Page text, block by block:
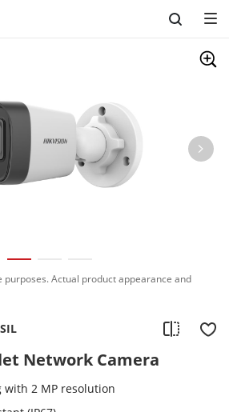
Actual product appearance and
Network Camera
2 MP resolution